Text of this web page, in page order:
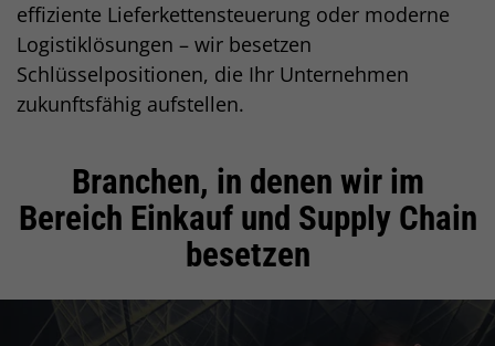
effiziente Lieferkettensteuerung oder moderne
Logistiklösungen – wir besetzen
Schlüsselpositionen, die Ihr Unternehmen
zukunftsfähig aufstellen.
Einleitung
Branchen, in denen wir im
Bereich Einkauf und Supply Chain
besetzen